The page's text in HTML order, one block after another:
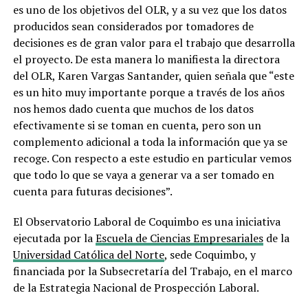
es uno de los objetivos del OLR, y a su vez que los datos
producidos sean considerados por tomadores de
decisiones es de gran valor para el trabajo que desarrolla
el proyecto. De esta manera lo manifiesta la directora
del OLR, Karen Vargas Santander, quien señala que “este
es un hito muy importante porque a través de los años
nos hemos dado cuenta que muchos de los datos
efectivamente si se toman en cuenta, pero son un
complemento adicional a toda la información que ya se
recoge. Con respecto a este estudio en particular vemos
que todo lo que se vaya a generar va a ser tomado en
cuenta para futuras decisiones”.
El Observatorio Laboral de Coquimbo es una iniciativa
ejecutada por laEscuela de Ciencias Empresarialesde la
Universidad Católica del Norte, sede Coquimbo, y
financiada por la Subsecretaría del Trabajo, en el marco
de la Estrategia Nacional de Prospección Laboral.